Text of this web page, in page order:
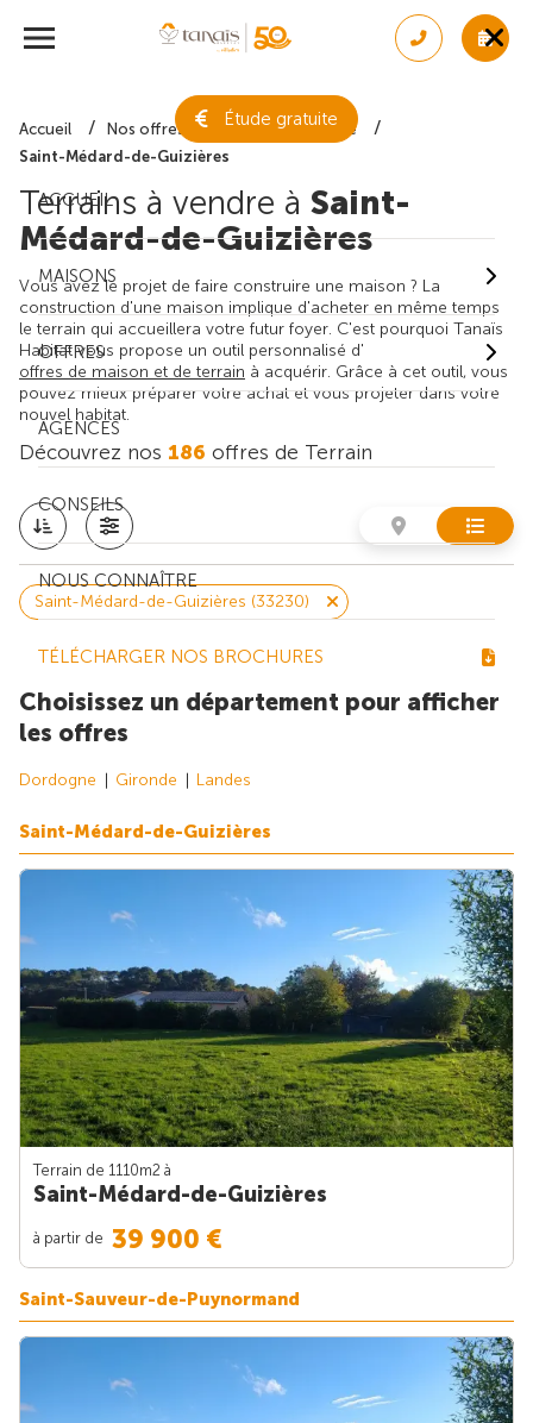
Étude gratuite
ACCUEIL
MAISONS
OFFRES
AGENCES
CONSEILS
NOUS CONNAÎTRE
TÉLÉCHARGER NOS BROCHURES
Accueil Nos offres de terrain
Gironde
Saint-Médard-de-Guizières
Terrains à vendre à Saint-
Médard-de-Guizières
Vous avez le projet de faire construire une maison ? La
construction d'une maison implique d'acheter en même temps
le terrain qui accueillera votre futur foyer. C'est pourquoi Tanaïs
Habitat vous propose un outil personnalisé d'
offres de maison et de terrain à acquérir. Grâce à cet outil, vous
pouvez mieux préparer votre achat et vous projeter dans votre
nouvel habitat.
Découvrez nos 186 offres de Terrain
Saint-Médard-de-Guizières (33230)
Choisissez un département pour afficher
les offres
Dordogne Gironde Landes
Saint-Médard-de-Guizières
Terrain de 1110m2 à
Saint-Médard-de-Guizières
à partir de 39 900 €
Saint-Sauveur-de-Puynormand